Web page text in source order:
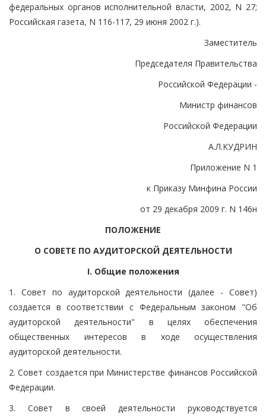
федеральных органов исполнительной власти, 2002, N 27;
Российская газета, N 116-117, 29 июня 2002 г.).
Заместитель
Председателя Правительства
Российской Федерации -
Министр финансов
Российской Федерации
А.Л.КУДРИН
Приложение N 1
к Приказу Минфина России
от 29 декабря 2009 г. N 146н
ПОЛОЖЕНИЕ
О СОВЕТЕ ПО АУДИТОРСКОЙ ДЕЯТЕЛЬНОСТИ
I. Общие положения
1. Совет по аудиторской деятельности (далее - Совет)
создается в соответствии с Федеральным законом "Об
аудиторской деятельности" в целях обеспечения
общественных интересов в ходе осуществления
аудиторской деятельности.
2. Совет создается при Министерстве финансов Российской
Федерации.
3. Совет в своей деятельности руководствуется